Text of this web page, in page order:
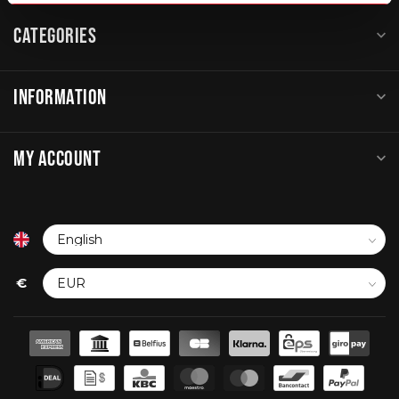
CATEGORIES
INFORMATION
MY ACCOUNT
€